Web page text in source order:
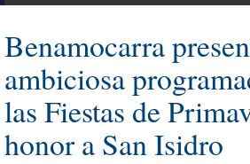
Benamocarra
ambiciosa
las Fiestas de
honor a San Isidro